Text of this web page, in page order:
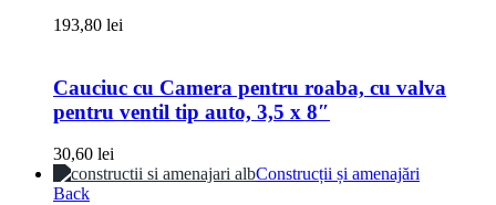
193,80 lei
Cauciuc cu Camera pentru roaba, cu valva
pentru ventil tip auto, 3,5 x 8″
30,60 lei
Construcții și amenajări
Back